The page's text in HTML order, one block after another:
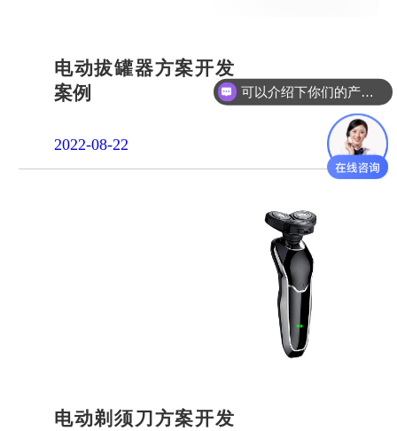
电动拔罐器方案开发
案例
2022-08-22
电动剃须刀方案开发
可以介绍下你们的产品么？